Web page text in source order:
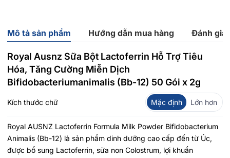
Mô tả sản phẩm Hướng dẫn mua hàng Đánh giá
Royal Ausnz Sữa Bột Lactoferrin Hỗ Trợ Tiêu
Hóa, Tăng Cường Miễn Dịch
Bifidobacteriumanimalis (Bb-12) 50 Gói x 2g
Kích thước chữ Mặc định Lớn hơn
Royal AUSNZ Lactoferrin Formula Milk Powder Bifidobacterium
Animalis (Bb-12) là sản phẩm dinh dưỡng cao cấp đến từ Úc,
được bổ sung Lactoferrin, sữa non Colostrum, lợi khuẩn